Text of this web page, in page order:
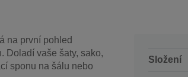
na první pohled
Doladí vaše šaty, sako,
sponu na šálu nebo
Složení